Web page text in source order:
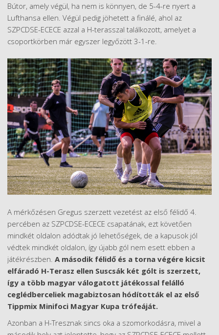
Bútor, amely végül, ha nem is könnyen, de 5-4-re nyert a
Lufthansa ellen. Végül pedig jöhetett a finálé, ahol az
SZPCDSE-ECECE azzal a H-terasszal találkozott, amelyet a
csoportkörben már egyszer legyőzött 3-1-re.
A mérkőzésen Gregus szerzett vezetést az első félidő 4.
percében az SZPCDSE-ECECE csapatának, ezt követően
mindkét oldalon adódtak jó lehetőségek, de a kapusok jól
védtek mindkét oldalon, így újabb gól nem esett ebben a
játékrészben. A második félidő és a torna végére kicsit
elfáradó H-Terasz ellen Suscsák két gólt is szerzett,
így a több magyar válogatott játékossal felálló
ceglédberceliek magabiztosan hódították el az első
Tippmix Minifoci Magyar Kupa trófeáját.
Azonban a H-Tresznak sincs oka a szomorkodásra, mivel a